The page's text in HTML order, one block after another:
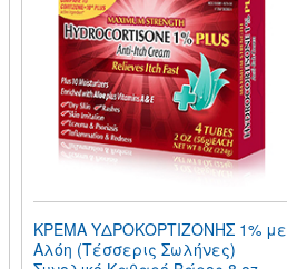
ΚΡΕΜΑ ΥΔΡΟΚΟΡΤΙΖΟΝΗΣ 1% με
Αλόη (Τέσσερις Σωλήνες)